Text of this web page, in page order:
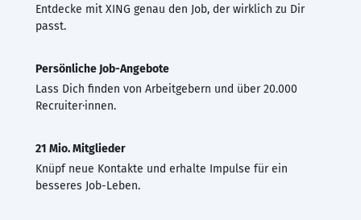
Entdecke mit XING genau den Job, der wirklich zu Dir
passt.
Persönliche Job-Angebote
Lass Dich finden von Arbeitgebern und über 20.000
Recruiter·innen.
21 Mio. Mitglieder
Knüpf neue Kontakte und erhalte Impulse für ein
besseres Job-Leben.